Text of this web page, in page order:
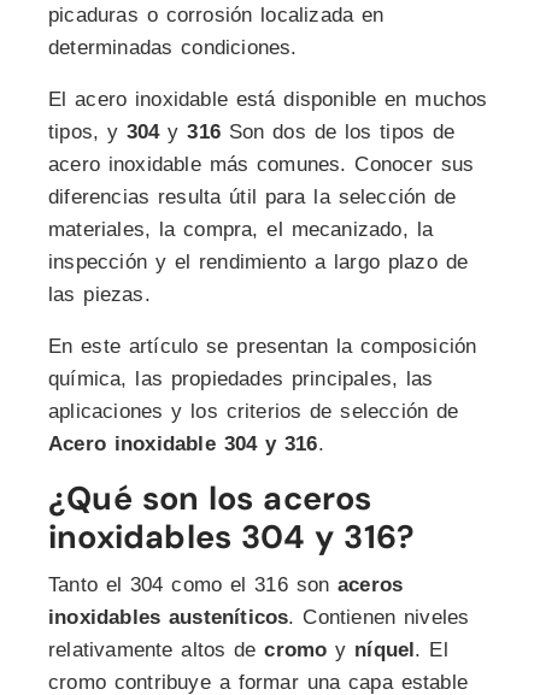
picaduras o corrosión localizada en
determinadas condiciones.
El acero inoxidable está disponible en muchos
tipos, y 304y316 Son dos de los tipos de
acero inoxidable más comunes. Conocer sus
diferencias resulta útil para la selección de
materiales, la compra, el mecanizado, la
inspección y el rendimiento a largo plazo de
las piezas.
En este artículo se presentan la composición
química, las propiedades principales, las
aplicaciones y los criterios de selección de
Acero inoxidable 304 y 316.
¿Qué son los aceros
inoxidables 304 y 316?
Tanto el 304 como el 316 son aceros
inoxidables austeníticos. Contienen niveles
relativamente altos decromo y níquel. El
cromo contribuye a formar una capa estable